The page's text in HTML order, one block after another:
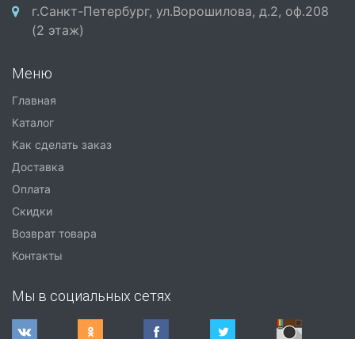
г.Санкт-Петербург, ул.Ворошилова, д.2, оф.208
(2 этаж)
Меню
Главная
Каталог
Как сделать заказ
Доставка
Оплата
Скидки
Возврат товара
Контакты
Мы в социальных сетях